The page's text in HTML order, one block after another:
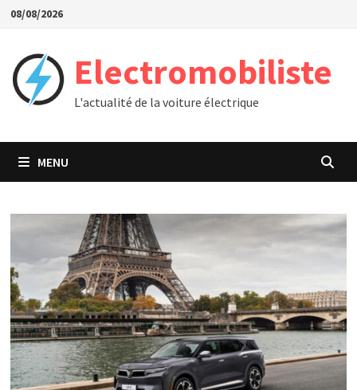
Passer
contenu
08/08/2026
Electromobiliste
L'actualité de la voiture électrique
MENU